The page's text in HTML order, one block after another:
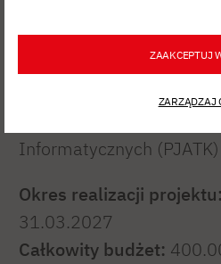
Otwarty Uniwersytet
Uniwersytet Nauk
(TAMK) – Finlandia,
Informatycznych
Okres realizacji projektu:
31.03.2027
Całkowity budżet:
ZAAKCEPTUJ
ZARZĄDZAJ